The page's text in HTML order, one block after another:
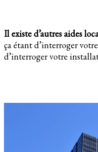
Il existe d’autres aides
ça étant d’interroger
d’interroger votre